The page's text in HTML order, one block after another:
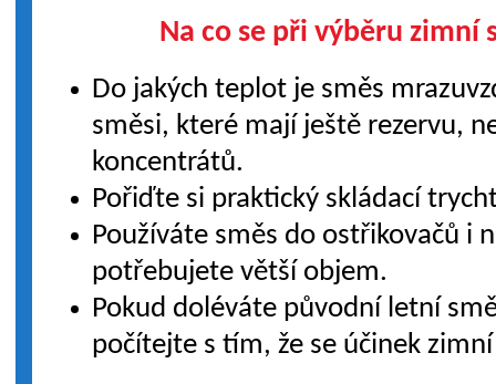
Na co se při výběru zimní
Do jakých teplot je směs
směsi, které mají ještě rezervu,
koncentrátů.
Pořiďte si praktický skládací
Používáte směs do ostřikovačů i
potřebujete větší objem.
Pokud doléváte původní letní
počítejte s tím, že se účinek